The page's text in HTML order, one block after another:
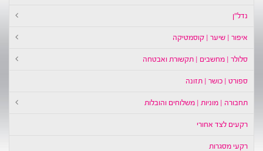
| שיער | קוסמטיקה
| מחשבים | תקשורת ואבטחה
| כושר | תזונה
| מוניות | משלוחים והובלות
לצד אחורי
מסגרות